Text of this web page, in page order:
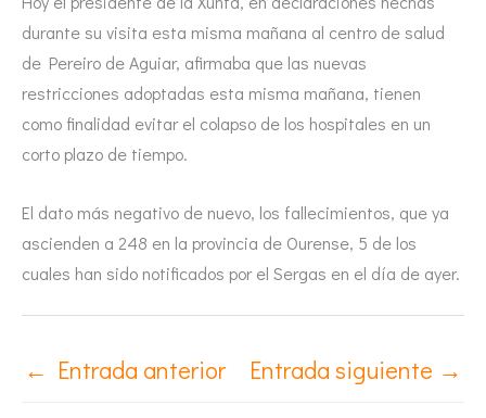
durante su visita esta misma mañana al centro de salud
de Pereiro de Aguiar, afirmaba que las nuevas
restricciones adoptadas esta misma mañana, tienen
como finalidad evitar el colapso de los hospitales en un
corto plazo de tiempo.
El dato más negativo de nuevo, los fallecimientos, que ya
ascienden a 248 en la provincia de Ourense, 5 de los
cuales han sido notificados por el Sergas en el día de ayer.
← Entrada anterior Entrada siguiente →